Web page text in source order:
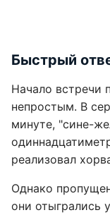
Быстрый
Начало встречи
непростым. В
минуте, "сине-
реализовал
Однако
они отыгрались